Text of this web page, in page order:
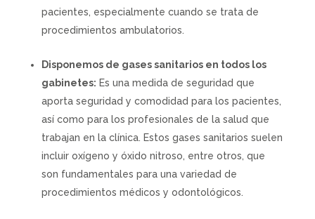
pacientes, especialmente cuando se trata de
procedimientos ambulatorios.
Disponemos de gases sanitarios en todos los
gabinetes: Es una medida de seguridad que
aporta seguridad y comodidad para los pacientes,
así como para los profesionales de la salud que
trabajan en la clínica. Estos gases sanitarios suelen
incluir oxígeno y óxido nitroso, entre otros, que
son fundamentales para una variedad de
procedimientos médicos y odontológicos.